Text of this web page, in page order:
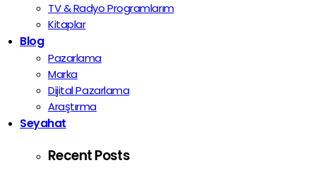
TV & Radyo Programlarım
Kitaplar
Blog
Pazarlama
Marka
Dijital Pazarlama
Araştırma
Seyahat
Recent Posts